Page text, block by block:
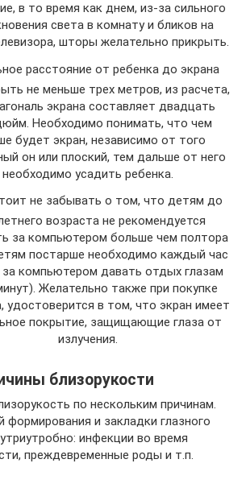
в то время как днем, из-за сильного
света в комнату и бликов на
шторы желательно прикрыть.
расстояние от ребенка до экрана
не меньше трех метров, из расчета,
экрана составляет двадцать
Необходимо понимать, что чем
будет экран, независимо от того
он или плоский, тем дальше от него
необходимо усадить ребенка.
не забывать о том, что детям до
возраста не рекомендуется
за компьютером больше чем полтора
постарше необходимо каждый час
за компьютером давать отдых глазам
Желательно также при покупке
удостоверится в том, что экран имеет
покрытие, защищающие глаза от
излучения.
близорукости
по нескольким причинам.
формирования и закладки глазного
инфекции во время
преждевременные роды и т.п.